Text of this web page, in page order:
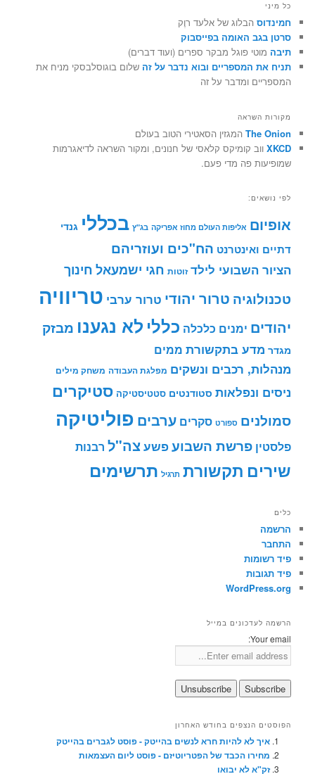
כל מיני
חמינדוס הבלוג של אלעד רוֶק
סרטן בגב האומה בפייסבוק
תיבה מוטי פוגל מבקר ספרים (ועוד דברים)
תניח את המספריים ובוא נדבר על זה שלום בוגוסלבסקי מניח את
המספריים ומדבר על זה
מקורות השראה
The Onion המגזין הסאטירי הטוב בעולם
XKCD ווב קומיקס קלאסי של חנונים, ומקור השראה לדיאגרמות
שמופיעות פה מדי פעם.
לפי נושאים:
אופיום אליפות העולם מחוז אפריקה בג"ץ בכללי גנדי
דתיים ואינטרנט הח"כים ועוזריהם
הציור השבועי לילד זוטות חגי ישמעאל חינוך
טכנולוגיה טרור יהודי טרור ערבי טריוויה
יהודים ימנים כלכלה כללי לא נגענו מבזק
מגדר מדע בתקשורת ממים
מנהלות, רכבים ונשקים מפלגת העבודה משחק מילים
ניסים ונפלאות סטודנטים סטטיסטיקה סטיקרים
סמולנים ספורט סקרים ערבים פוליטיקה
פלסטין פרשת השבועפשעצה"ל רבנות
שירים תקשורת תרגיל תרשימים
כלים
הרשמה
התחבר
פיד רשומות
פיד תגובות
WordPress.org
הרשמה לעדכונים במייל
Your email:
הפוסטים הנצפים בחודש האחרון
איך לא להיות חרא לנשים בהייטק - פוסט לגברים בהייטק
מחירו הכבד של הפטריוטיזם - פוסט ליום העצמאות
זק"א לא יבואו